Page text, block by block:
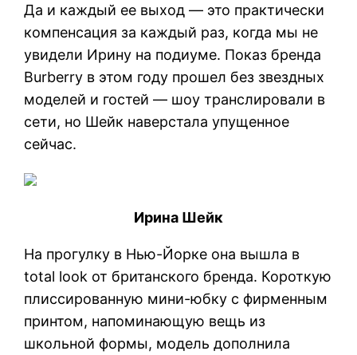
Да и каждый ее выход — это практически
компенсация за каждый раз, когда мы не
увидели Ирину на подиуме. Показ бренда
Burberry в этом году прошел без звездных
моделей и гостей — шоу транслировали в
сети, но Шейк наверстала упущенное
сейчас.
Ирина Шейк
На прогулку в Нью-Йорке она вышла в
total look от британского бренда. Короткую
плиссированную мини-юбку с фирменным
принтом, напоминающую вещь из
школьной формы, модель дополнила